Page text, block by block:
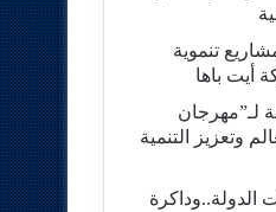
تنموية
أيت باها
لـ”مهرجان
وتعزيز التنمية
الدولة..وداكرة